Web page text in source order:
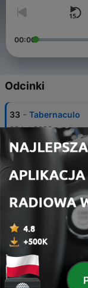
00:00
Odcinki
33 - Tabernaculo
28 lut 2022
31 - Piensa y medita
Ultimos dias
27 lis 2021
29 - Holydays
06 lis 2021
28 - Meditacion
01 paź 2021